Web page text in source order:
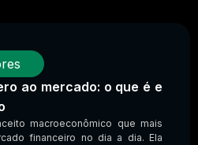
ao mercado: o que é e
macroeconômico que mais
financeiro no dia a dia. Ela